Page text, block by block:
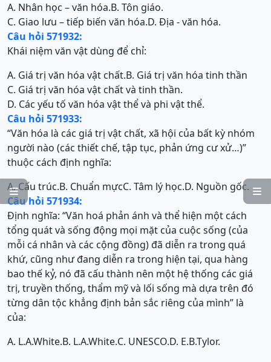


A. Nhân học – văn hóa.B. Tôn giáo.
C. Giao lưu – tiếp biến văn hóa.D. Địa - văn hóa.
Câu hỏi 571932:
Khái niệm văn vật dùng để chỉ:
A. Giá trị văn hóa vật chất.B. Giá trị văn hóa tinh thần
C. Giá trị văn hóa vật chất và tinh thần.
D. Các yếu tố văn hóa vật thể và phi vật thể.
Câu hỏi 571933:
“Văn hóa là các giá trị vật chất, xã hội của bất kỳ nhóm
người nào (các thiết chế, tập tục, phản ứng cư xử…)”
thuộc cách định nghĩa:
A. Cấu trúc.B. Chuẩn mựcC. Tâm lý học.D. Nguồn gốc.
Câu hỏi 571934:
Định nghĩa: “Văn hoá phản ánh và thể hiện một cách
tổng quát và sống động mọi mặt của cuộc sống (của
mỗi cá nhân và các cộng đồng) đã diễn ra trong quá
khứ, cũng như đang diễn ra trong hiện tại, qua hàng
bao thế kỷ, nó đã cấu thành nên một hệ thống các giá
trị, truyền thống, thẩm mỹ và lối sống mà dựa trên đó
từng dân tộc khẳng định bản sắc riêng của mình” là
của:
A. L.A.White.B. L.A.White.C. UNESCO.D. E.B.Tylor.